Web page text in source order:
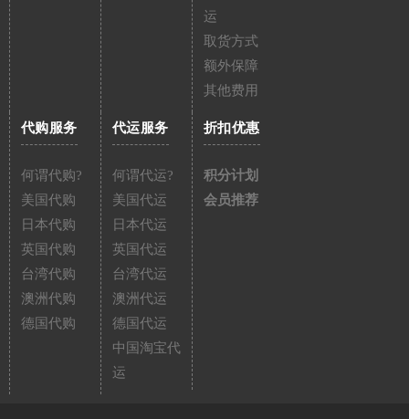
运
取货方式
额外保障
其他费用
代购服务
何谓代购?
美国代购
日本代购
英国代购
台湾代购
澳洲代购
德国代购
代运服务
何谓代运?
美国代运
日本代运
英国代运
台湾代运
澳洲代运
德国代运
中国淘宝代
运
折扣优惠
积分计划
会员推荐